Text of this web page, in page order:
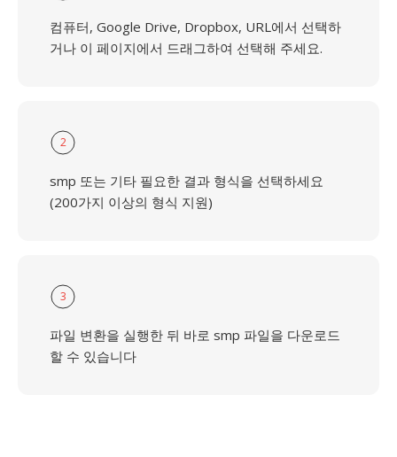
컴퓨터, Google Drive, Dropbox, URL에서 선택하
거나 이 페이지에서 드래그하여 선택해 주세요.
2
smp 또는 기타 필요한 결과 형식을 선택하세요
(200가지 이상의 형식 지원)
3
파일 변환을 실행한 뒤 바로 smp 파일을 다운로드
할 수 있습니다